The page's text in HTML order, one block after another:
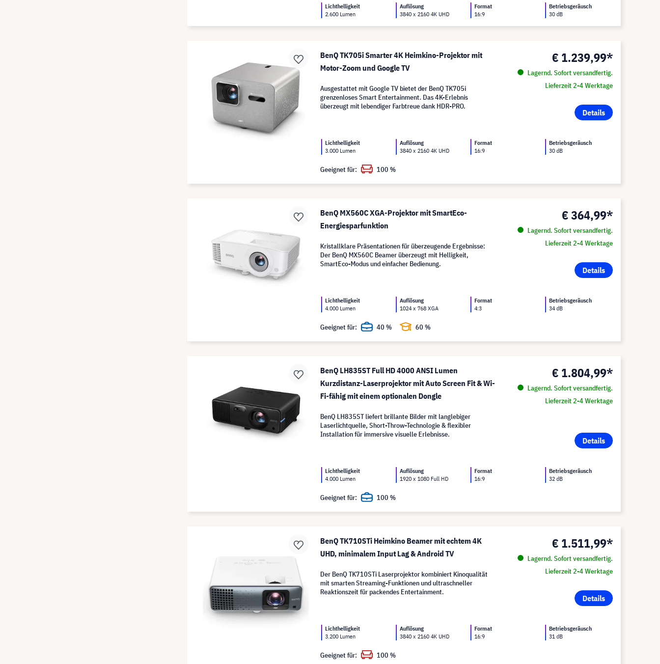
Lichthelligkeit
2.600 Lumen
Auflösung
3840 x 2160 4K UHD
Format
16:9
Betriebsgeräusch
30 dB
BenQ TK705i Smarter 4K Heimkino-Projektor mit
Motor-Zoom und Google TV
€ 1.239,99*
Lagernd. Sofort versandfertig.
Lieferzeit 2-4 Werktage
Details
Ausgestattet mit Google TV bietet der BenQ TK705i
grenzenloses Smart Entertainment. Das 4K-Erlebnis
überzeugt mit lebendiger Farbtreue dank HDR-PRO.
Lichthelligkeit
3.000 Lumen
Auflösung
3840 x 2160 4K UHD
Format
16:9
Betriebsgeräusch
30 dB
Geeignet für: 100 %
BenQ MX560C XGA-Projektor mit SmartEco-
Energiesparfunktion
€ 364,99*
Lagernd. Sofort versandfertig.
Lieferzeit 2-4 Werktage
Details
Kristallklare Präsentationen für überzeugende Ergebnisse:
Der BenQ MX560C Beamer überzeugt mit Helligkeit,
SmartEco-Modus und einfacher Bedienung.
Lichthelligkeit
4.000 Lumen
Auflösung
1024 x 768 XGA
Format
4:3
Betriebsgeräusch
34 dB
Geeignet für: 40 % 60 %
BenQ LH835ST Full HD 4000 ANSI Lumen
Kurzdistanz-Laserprojektor mit Auto Screen Fit & Wi-
Fi-fähig mit einem optionalen Dongle
€ 1.804,99*
Lagernd. Sofort versandfertig.
Lieferzeit 2-4 Werktage
Details
BenQ LH835ST liefert brillante Bilder mit langlebiger
Laserlichtquelle, Short-Throw-Technologie & flexibler
Installation für immersive visuelle Erlebnisse.
Lichthelligkeit
4.000 Lumen
Auflösung
1920 x 1080 Full HD
Format
16:9
Betriebsgeräusch
32 dB
Geeignet für: 100 %
BenQ TK710STi Heimkino Beamer mit echtem 4K
UHD, minimalem Input Lag & Android TV
€ 1.511,99*
Lagernd. Sofort versandfertig.
Lieferzeit 2-4 Werktage
Details
Der BenQ TK710STi Laserprojektor kombiniert Kinoqualität
mit smarten Streaming-Funktionen und ultraschneller
Reaktionszeit für packendes Entertainment.
Lichthelligkeit
3.200 Lumen
Auflösung
3840 x 2160 4K UHD
Format
16:9
Betriebsgeräusch
31 dB
Geeignet für: 100 %